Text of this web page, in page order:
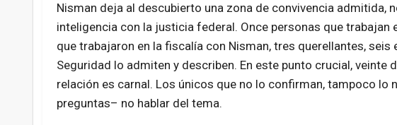
Nisman deja al descubierto una zona de convivencia admitida,
inteligencia con la justicia federal. Once personas que
que trabajaron en la fiscalía con Nisman, tres querellantes,
Seguridad lo admiten y describen. En este punto crucial,
relación es carnal. Los únicos que no lo confirman, tampoco lo
preguntas– no hablar del tema.